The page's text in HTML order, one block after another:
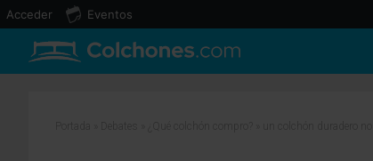
Acceder Eventos